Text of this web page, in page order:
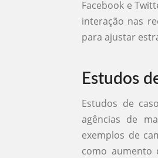
Facebook e
interação nas
para ajustar
Estudos
Estudos de
agências de
exemplos de
como aumento